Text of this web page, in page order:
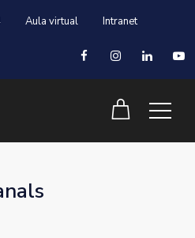
Aula virtual Intranet